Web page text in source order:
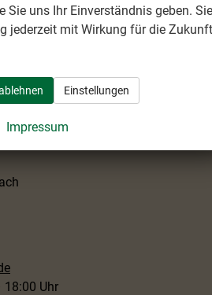
UNSER VERSPRECHEN
18:00 Uhr
Sie uns Ihr Einverständnis geben. Sie
jederzeit mit Wirkung für die Zukunft
Einstellungen
Impressum